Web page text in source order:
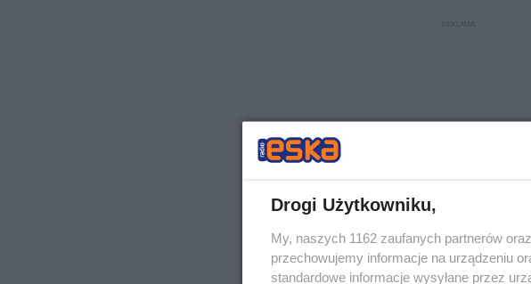
Drogi Użytkowniku,
My, naszych 1162 zaufanych partnerów
przechowujemy informacje na urządzeniu
standardowe informacje wysyłane przez